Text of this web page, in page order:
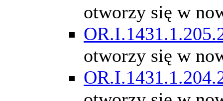
otworzy się w
otworzy się w